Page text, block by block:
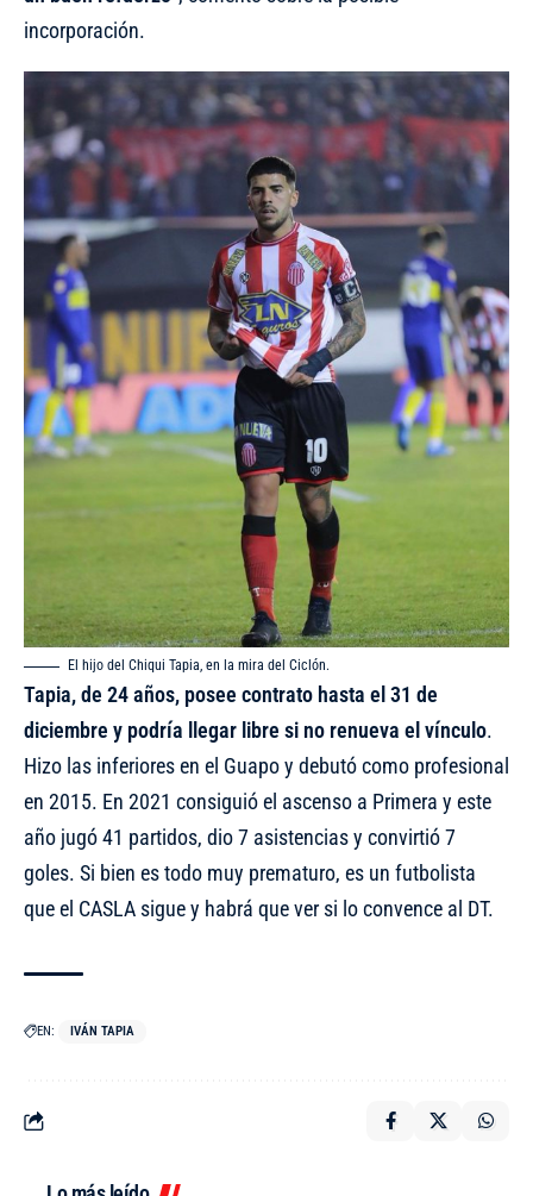
incorporación.
El hijo del Chiqui Tapia, en la mira del Ciclón.
Tapia, de 24 años, posee contrato hasta el 31 de
diciembre y podría llegar libre si no renueva el vínculo.
Hizo las inferiores en el Guapo y debutó como profesional
en 2015. En 2021 consiguió el ascenso a Primera y este
año jugó 41 partidos, dio 7 asistencias y convirtió 7
goles. Si bien es todo muy prematuro, es un futbolista
que el CASLA sigue y habrá que ver si lo convence al DT.
EN: IVÁN TAPIA